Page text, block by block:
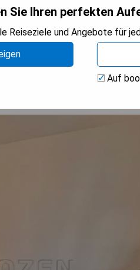
Sie Ihren perfekten
Reiseziele und Angebote für
Auf